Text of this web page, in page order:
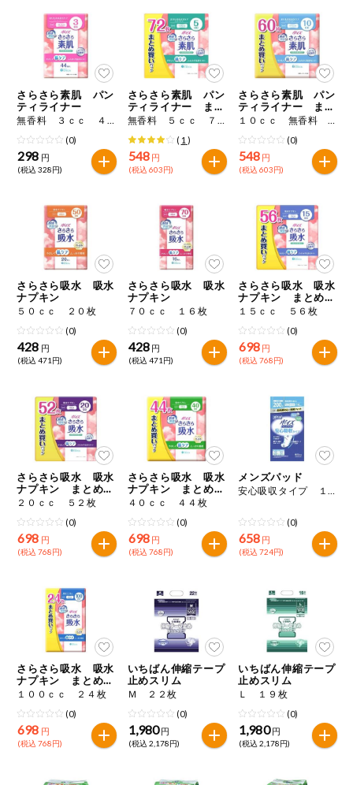
健康志向食品
推しコープ
さらさら素肌 パン
ティライナー
無香料 ３ｃｃ ４４枚
(0)
298 円
(税込 328円)
さらさら素肌 パン
ティライナー まと
め買いパック
無香料 ５ｃｃ ７２枚
( 1 )
548 円
(税込 603円)
さらさら素肌 パン
ティライナー まと
め買いパック
１０ｃｃ 無香料 ６０枚
(0)
548 円
(税込 603円)
さらさら吸水 吸水
ナプキン
５０ｃｃ ２０枚
(0)
428 円
(税込 471円)
さらさら吸水 吸水
ナプキン
７０ｃｃ １６枚
(0)
428 円
(税込 471円)
さらさら吸水 吸水
ナプキン まとめ買
いパック
１５ｃｃ ５６枚
(0)
698 円
(税込 768円)
さらさら吸水 吸水
ナプキン まとめ買
いパック
２０ｃｃ ５２枚
(0)
698 円
(税込 768円)
さらさら吸水 吸水
ナプキン まとめ買
いパック
４０ｃｃ ４４枚
(0)
698 円
(税込 768円)
メンズパッド
安心吸収タイプ １４枚
(0)
658 円
(税込 724円)
さらさら吸水 吸水
ナプキン まとめ買
いパック
１００ｃｃ ２４枚
(0)
698 円
(税込 768円)
いちばん伸縮テープ
止めスリム
Ｍ ２２枚
(0)
1,980 円
(税込 2,178円)
いちばん伸縮テープ
止めスリム
Ｌ １９枚
(0)
1,980 円
(税込 2,178円)